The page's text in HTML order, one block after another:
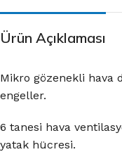
Ürün Açıklaması
Mikro gözenekli hava
engeller.
6 tanesi hava
yatak hücresi.